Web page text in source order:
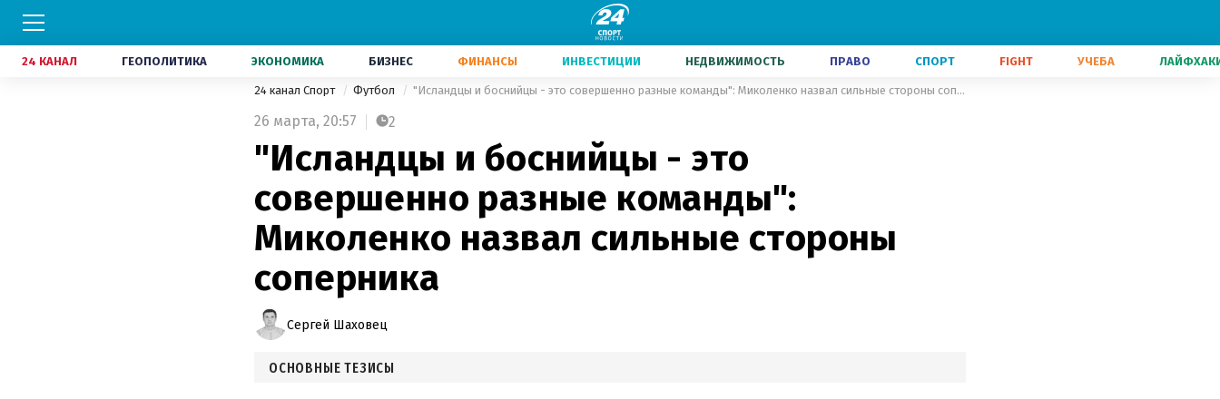
24 КАНАЛ ГЕОПОЛИТИКА ЭКОНОМИКА БИЗНЕС ФИНАНСЫ ИНВЕСТИЦИИ НЕДВИЖИМОСТЬ ПРАВО СПОРТ FIGHT УЧЕБА
24 канал Спорт Футбол "Исландцы и боснийцы - это совершенно разные команды": Миколенко назвал сильные стороны соперника
26 марта, 20:57 2
"Исландцы и боснийцы - это
совершенно разные команды":
Миколенко назвал сильные стороны
соперника
Сергей Шаховец
ОСНОВНЫЕ ТЕЗИСЫ